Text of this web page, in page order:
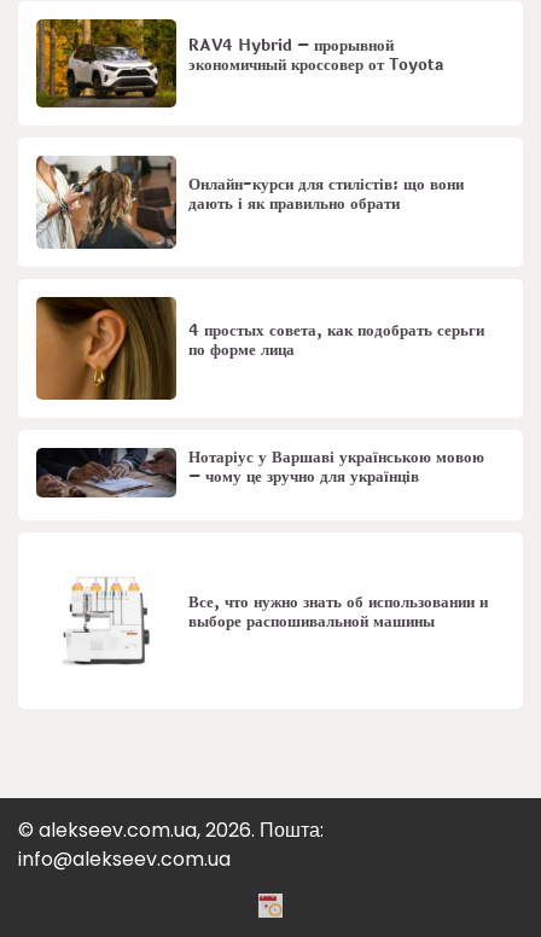
RAV4 Hybrid – прорывной
экономичный кроссовер от Toyota
Онлайн-курси для стилістів: що вони
дають і як правильно обрати
4 простых совета, как подобрать серьги
по форме лица
Нотаріус у Варшаві українською мовою
– чому це зручно для українців
Все, что нужно знать об использовании и
выборе распошивальной машины
© alekseev.com.ua, 2026. Пошта:
info@alekseev.com.ua